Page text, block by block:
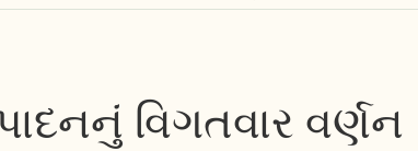
વિગતવાર વર્ણન